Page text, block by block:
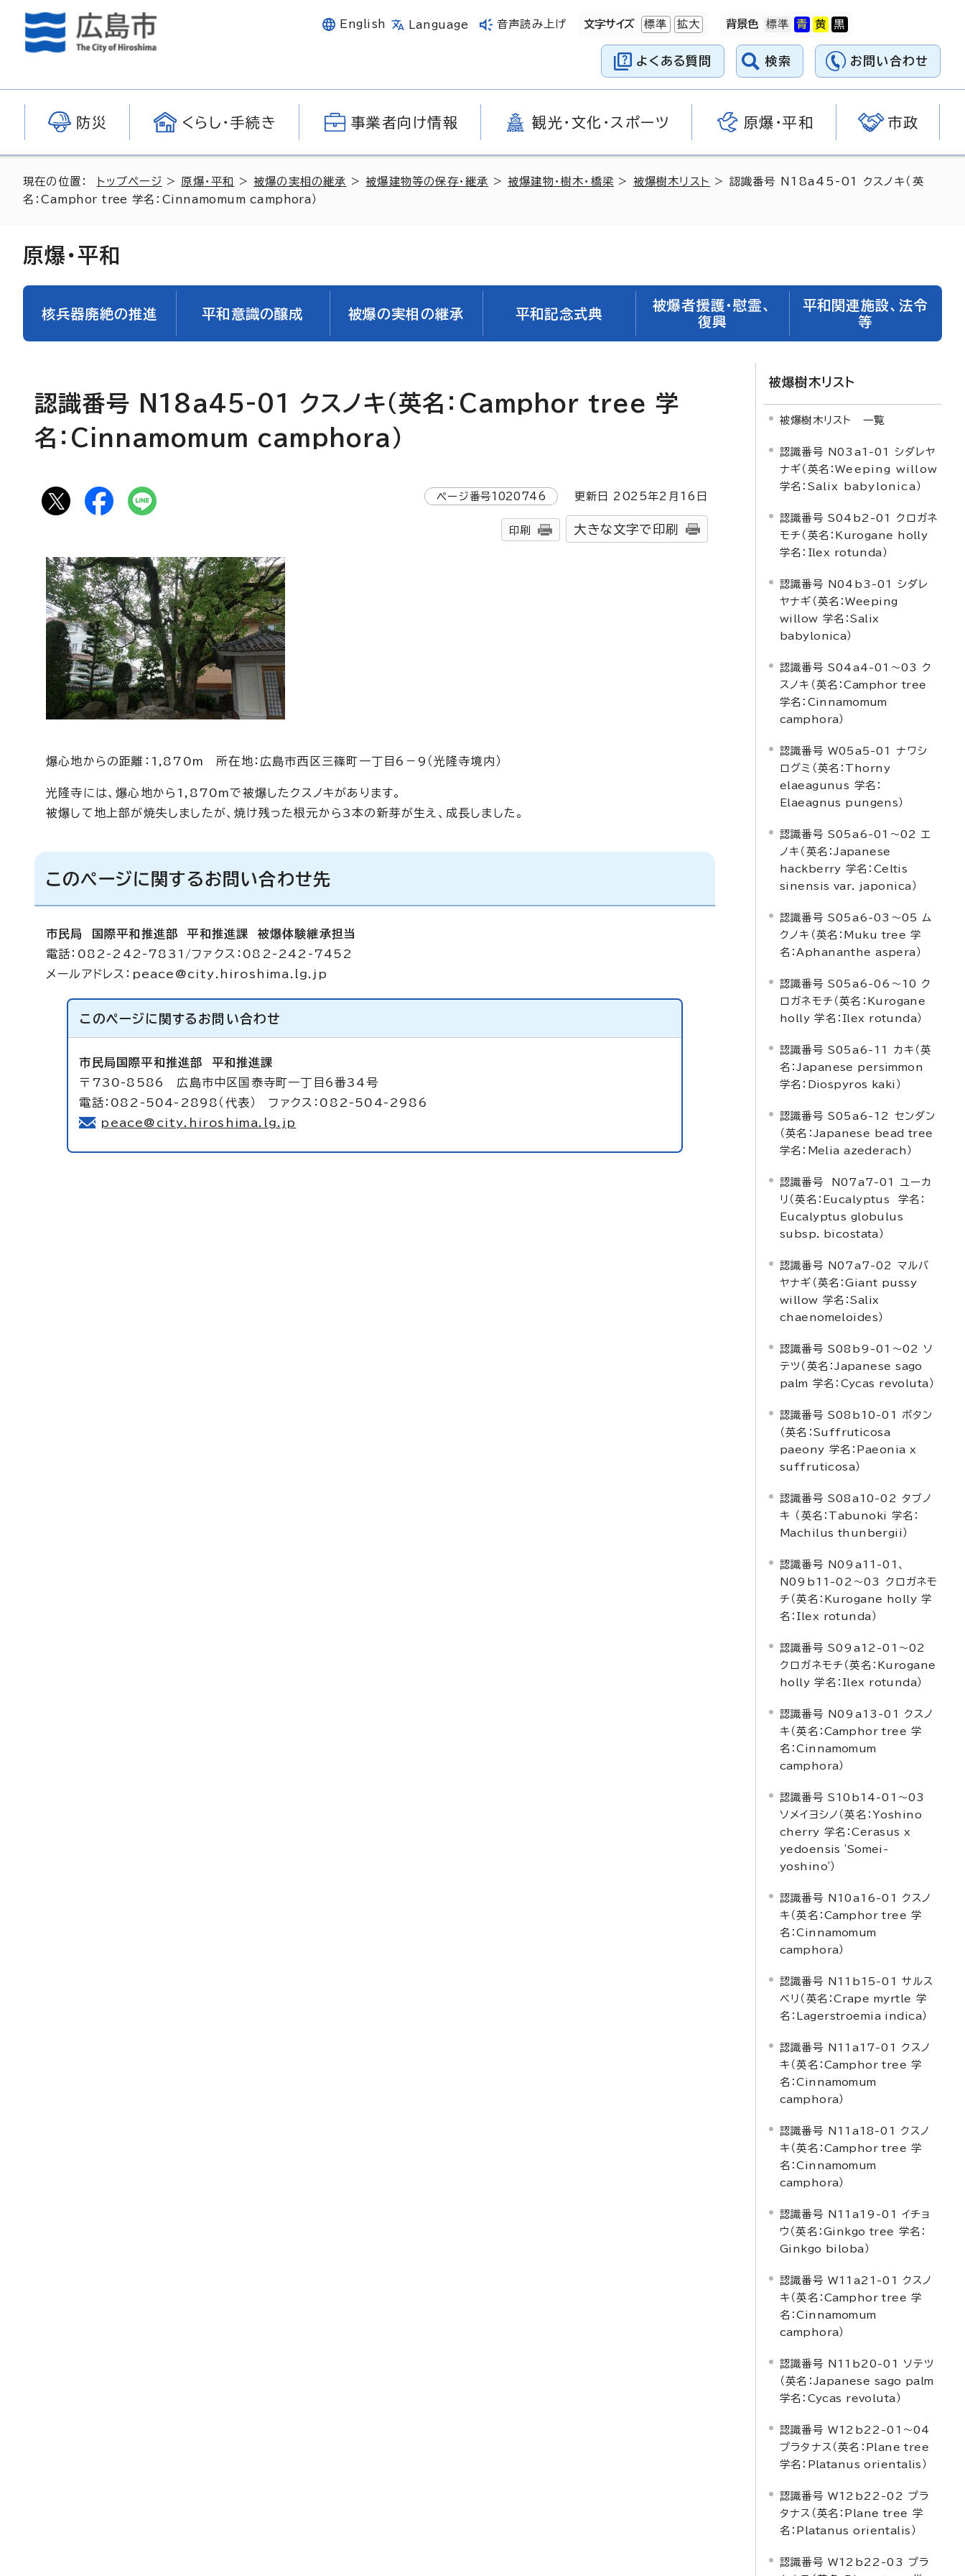
English Language 音声読み上げ 文字サイズ 標準 拡大 背景色
よくある質問 検索 お問い合わせ
防災 くらし・手続き 事業者向け情報 観光・文化・スポーツ 原爆・平和 市政
現在の位置： トップページ > 原爆・平和 >被爆の実相の継承 >被爆建物等の保存・継承 >被爆建物・樹木・橋梁 > 被爆樹木リスト > 認識番号 N18a45-01 クスノキ（英
名：Camphor tree 学名： Cinnamomum camphora ）
原爆・平和
核兵器廃絶の推進 平和意識の醸成 被爆の実相の継承 平和記念式典
被爆者援護・慰霊、
復興
平和関連施設、法令
等
認識番号 N18a45-01 クスノキ（英名： Camphor tree 学
名： Cinnamomum camphora ）
ページ番号1020746 更新日 2025年2月 16 日
印刷 大きな文字で印刷
爆心地からの距離：1,870m 所在地：広島市西区三篠町一丁目6－9（光隆寺境内）
光隆寺には、爆心地から1,870mで被爆したクスノキがあります。
被爆して地上部が焼失しましたが、焼け残った根元から3本の新芽が生え、成長しました。
このページに関するお問い合わせ先
市民局 国際平和推進部 平和推進課 被爆体験継承担当
電話：082-242-7831/ファクス：082-242-7452
メールアドレス： peace@city.hiroshima.lg.jp
このページに関する お問い合わせ
市民局国際平和推進部 平和推進課
〒730-8586 広島市中区国泰寺町一丁目6番34号
電話：082-504-2898（代表） ファクス：082-504-2986
peace@city.hiroshima.lg.jp
被爆樹木リスト
被爆樹木リスト 一覧
認識番号 N03a1-01 シダレヤ
ナギ（英名：Weeping willow
学名：Salix babylonica）
認識番号 S04b2-01 クロガネ
モチ（英名： Kurogane holly
学名： Ilex rotunda ）
認識番号 N04b3-01 シダレ
ヤナギ（英名：Weeping
willow 学名：Salix
babylonica）
認識番号 S04a4-01～03 ク
スノキ（英名：Camphor tree
学名： Cinnamomum
camphora）
認識番号 W05a5-01 ナワシ
ログミ（英名： Thorny
elaeagunus 学名：
Elaeagnus pungens ）
認識番号 S05a6-01～02 エ
ノキ（英名：Japanese
hackberry 学名： Celtis
sinensis var. japonica ）
認識番号 S05a6-03～05 ム
クノキ（英名： Muku tree 学
名：Aphananthe aspera ）
認識番号 S05a6-06～10 ク
ロガネモチ（英名： Kurogane
holly 学名： Ilex rotunda）
認識番号 S05a6-11 カキ（英
名：Japanese persimmon
学名： Diospyros kaki ）
認識番号 S05a6-12 センダン
（英名： Japanese bead tree
学名： Melia azederach ）
認識番号 N07a7-01 ユーカ
リ（英名： Eucalyptus 学名：
Eucalyptus globulus
subsp. bicostata ）
認識番号 N07a7-02 マルバ
ヤナギ（英名：Giant pussy
willow 学名：Salix
chaenomeloides ）
認識番号 S08b9-01～02 ソ
テツ（英名：Japanese sago
palm 学名： Cycas revoluta ）
認識番号 S08b10-01 ボタン
（英名： Suffruticosa
paeony 学名： Paeonia x
suffruticosa）
認識番号 S08a10-02 タブノ
キ （英名： Tabunoki 学名：
Machilus thunbergii ）
認識番号 N09a11-01、
N09b11-02～03 クロガネモ
チ（英名： Kurogane holly 学
名： Ilex rotunda ）
認識番号 S09a12-01～02
クロガネモチ（英名： Kurogane
holly 学名： Ilex rotunda）
認識番号 N09a13-01 クスノ
キ（英名： Camphor tree 学
名：Cinnamomum
camphora）
認識番号 S10b14-01～03
ソメイヨシノ（英名： Yoshino
cherry 学名：Cerasus x
yedoensis 'Somei-
yoshino' ）
認識番号 N10a16-01 クスノ
キ（英名： Camphor tree 学
名：Cinnamomum
camphora）
認識番号 N11b15-01 サルス
ベリ（英名：Crape myrtle 学
名：
Lagerstroemia indica）
認識番号 N11a17-01 クスノ
キ（英名： Camphor tree 学
名：Cinnamomum
camphora）
認識番号 N11a18-01 クスノ
キ（英名： Camphor tree 学
名：Cinnamomum
camphora）
認識番号 N11a19-01 イチョ
ウ（英名： Ginkgo tree 学名：
Ginkgo biloba ）
認識番号 W11a21-01 クスノ
キ（英名： Camphor tree 学
名：Cinnamomum
camphora）
認識番号 N11b20-01 ソテツ
（英名： Japanese sago palm
学名： Cycas revoluta ）
認識番号 W12b22-01～04
プラタナス（英名： Plane tree
学名： Platanus orientalis ）
認識番号 W12b22-02 プラ
タナス（英名： Plane tree 学
名： Platanus orientalis ）
認識番号 W12b22-03 プラ